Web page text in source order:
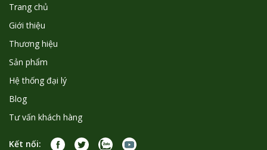
Trang chủ
Giới thiệu
Thương hiệu
Sản phẩm
Hệ thống đại lý
Blog
Tư vấn khách hàng
Kết nối: